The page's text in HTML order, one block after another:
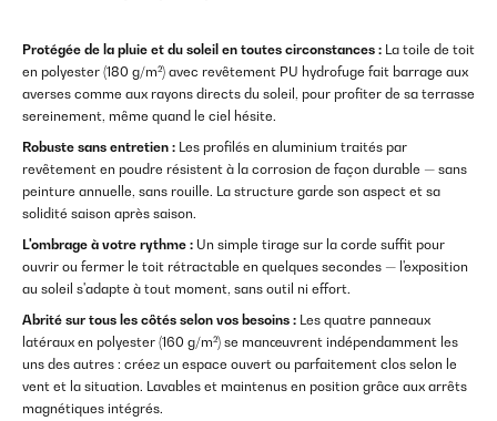
Protégée de la pluie et du soleil en toutes circonstances : La toile de toit
en polyester (180 g/m²) avec revêtement PU hydrofuge fait barrage aux
averses comme aux rayons directs du soleil, pour profiter de sa terrasse
sereinement, même quand le ciel hésite.
Robuste sans entretien : Les profilés en aluminium traités par
revêtement en poudre résistent à la corrosion de façon durable — sans
peinture annuelle, sans rouille. La structure garde son aspect et sa
solidité saison après saison.
L'ombrage à votre rythme : Un simple tirage sur la corde suffit pour
ouvrir ou fermer le toit rétractable en quelques secondes — l'exposition
au soleil s'adapte à tout moment, sans outil ni effort.
Abrité sur tous les côtés selon vos besoins : Les quatre panneaux
latéraux en polyester (160 g/m²) se manœuvrent indépendamment les
uns des autres : créez un espace ouvert ou parfaitement clos selon le
vent et la situation. Lavables et maintenus en position grâce aux arrêts
magnétiques intégrés.